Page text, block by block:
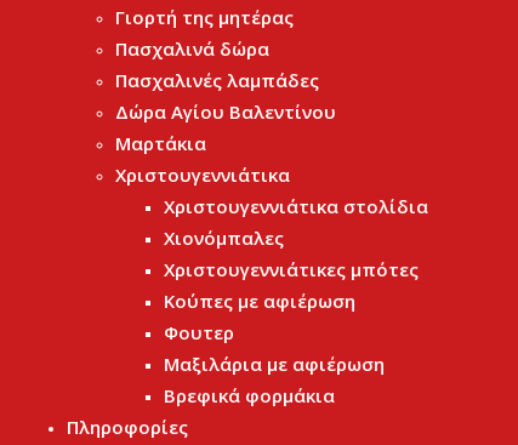
Γιορτή της μητέρας
Πασχαλινά δώρα
Πασχαλινές λαμπάδες
Δώρα Αγίου Βαλεντίνου
Μαρτάκια
Χριστουγεννιάτικα
Χριστουγεννιάτικα στολίδια
Χιονόμπαλες
Χριστουγεννιάτικες μπότες
Κούπες με αφιέρωση
Φουτερ
Μαξιλάρια με αφιέρωση
Βρεφικά φορμάκια
Πληροφορίες